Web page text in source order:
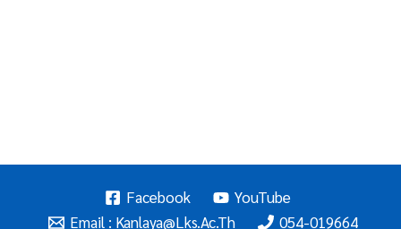
Facebook
YouTube
Email : Kanlaya@lks.ac.th
054-019664